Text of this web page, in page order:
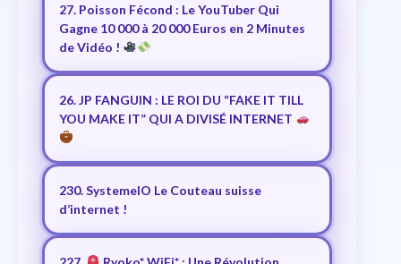
27. Poisson Fécond : Le YouTuber Qui
Gagne 10 000 à 20 000 Euros en 2 Minutes
de Vidéo !
26. JP FANGUIN : LE ROI DU “FAKE IT TILL
YOU MAKE IT” QUI A DIVISÉ INTERNET
230. SystemeIO Le Couteau suisse
d’internet !